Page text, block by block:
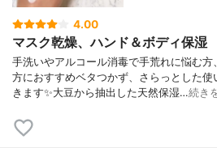
4.00
マスク乾燥、ハンド＆ボディ保湿
手洗いやアルコール消毒で手荒れに悩む
方におすすめベタつかず、さらっとした
きます✨大豆から抽出した天然保湿…続き